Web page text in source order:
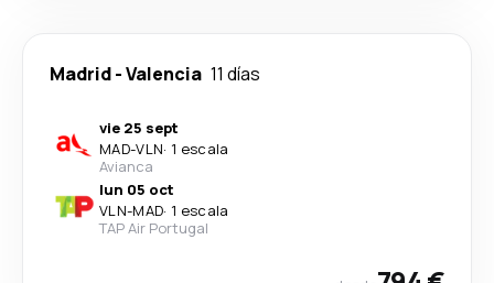
Madrid-Valencia 11 días
vie 25 sept
MAD-VLN· 1 escala
Avianca
lun 05 oct
VLN-MAD· 1 escala
TAP Air Portugal